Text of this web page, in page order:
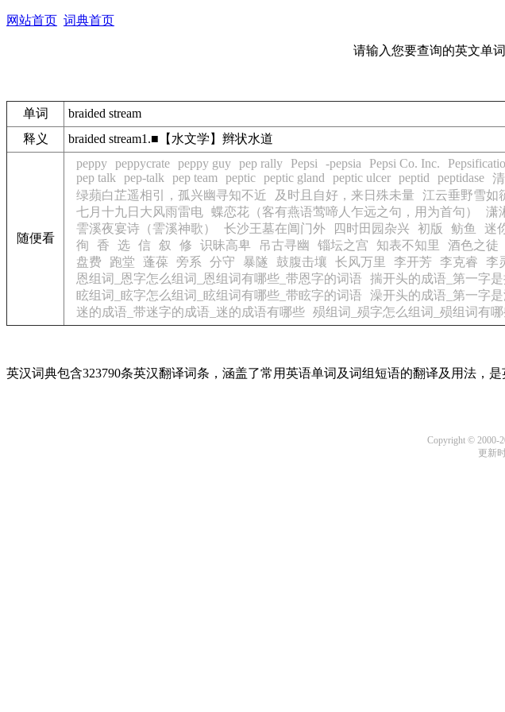
网站首页 词典首页
请输入您要查询的英文单词
单词
braided stream
释义
braided stream1.■【水文学】辫状水道
随便看
peppy peppycrate peppy guy pep rally Pepsi -pepsia Pepsi Co. Inc.
pep talk
pep-talk pep team peptic peptic gland peptic ulcer peptid peptidase
绿蘋白芷遥相引，孤兴幽寻知不近
及时且自好，来日殊未量 江云垂野雪如
七月十九日大风雨雷电 蝶恋花（客有燕语莺啼人乍远之句，用为首句） 潇
霅溪夜宴诗（霅溪神歌）
长沙王墓在阊门外 四时田园杂兴 初版 鲂鱼 迷
徇
香 选 信 叙 修 识昧高卑 吊古寻幽 锱坛之宫 知表不知里 酒色之徒
盘费
跑堂 蓬葆 旁系 分守 暴隧 鼓腹击壤 长风万里 李开芳 李克睿 李
恩组词_恩字怎么组词_恩组词有哪些_带恩字的词语
揣开头的成语_第一字
眩组词_眩字怎么组词_眩组词有哪些_带眩字的词语
澡开头的成语_第一字
迷的成语_带迷字的成语_迷的成语有哪些 殒组词_殒字怎么组词_殒组词有
英汉词典包含323790条英汉翻译词条，涵盖了常用英语单词及词组短语的翻译及用法，是
Copyright © 2000-
更新